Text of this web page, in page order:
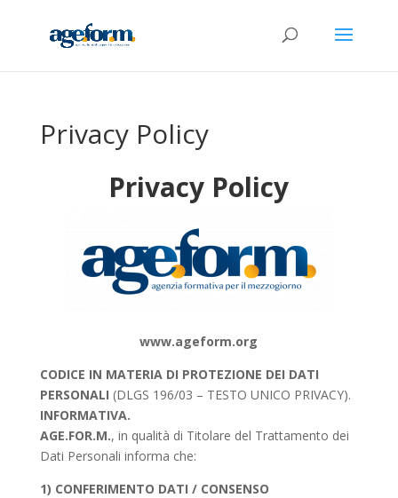
Privacy Policy
Privacy Policy
www.ageform.org
CODICE IN MATERIA DI PROTEZIONE DEI DATI
PERSONALI (DLGS 196/03 – TESTO UNICO PRIVACY).
INFORMATIVA.
AGE.FOR.M., in qualità di Titolare del Trattamento dei
Dati Personali informa che:
1) CONFERIMENTO DATI / CONSENSO